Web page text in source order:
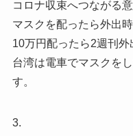
コロナ収束へつながる
マスクを配ったら外出
10万円配ったら2週刊外
台湾は電車でマスクを
す。
3.